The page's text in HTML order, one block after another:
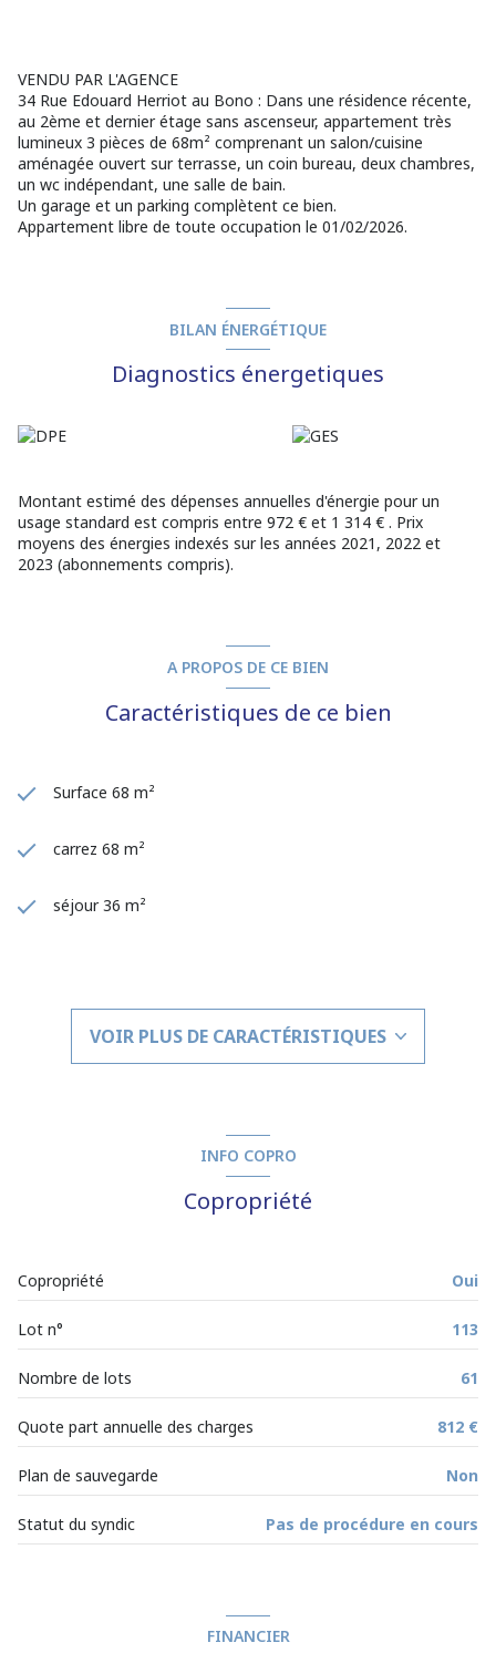
VENDU PAR L'AGENCE
34 Rue Edouard Herriot au Bono : Dans une résidence récente,
au 2ème et dernier étage sans ascenseur, appartement très
lumineux 3 pièces de 68m² comprenant un salon/cuisine
aménagée ouvert sur terrasse, un coin bureau, deux chambres,
un wc indépendant, une salle de bain.
Un garage et un parking complètent ce bien.
Appartement libre de toute occupation le 01/02/2026.
BILAN ÉNERGÉTIQUE
Diagnostics énergetiques
Montant estimé des dépenses annuelles d'énergie pour un
usage standard est compris entre 972 € et 1 314 € . Prix
moyens des énergies indexés sur les années 2021, 2022 et
2023 (abonnements compris).
A PROPOS DE CE BIEN
Caractéristiques de ce bien
Surface 68 m²
carrez 68 m²
séjour 36 m²
cuisine américaine (équipée)
1 parking(s)
exposition Sud
2ème étage
2 étage(s)
VOIR PLUS DE CARACTÉRISTIQUES
INFO COPRO
Copropriété
Copropriété Oui
Lot n° 113
Nombre de lots 61
Quote part annuelle des charges 812 €
Plan de sauvegarde Non
Statut du syndic Pas de procédure en cours
FINANCIER